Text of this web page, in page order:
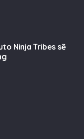
Ninja Tribes sẽ